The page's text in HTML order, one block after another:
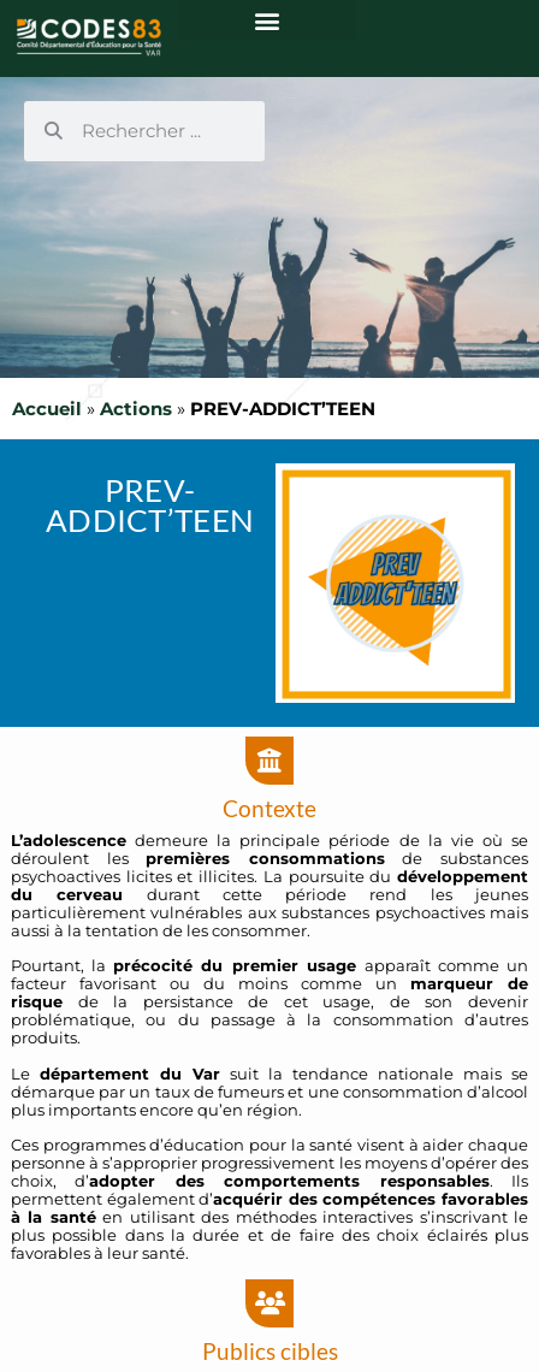
Accueil » Actions » PREV-ADDICT’TEEN
PREV-
ADDICT’TEEN
Contexte
L’adolescencedemeure la principale période de la vie où se
déroulent les premières consommationsde substances
psychoactives licites et illicites. La poursuite dudéveloppement
du cerveau durant cette période rend les jeunes
particulièrement vulnérables aux substances psychoactives mais
aussi à la tentation de les consommer.
Pourtant, la précocité du premier usage apparaît comme un
facteur favorisant ou du moins comme un marqueur de
risquede la persistance de cet usage, de son devenir
problématique, ou du passage à la consommation d’autres
produits.
Le département du Var suit la tendance nationale mais se
démarque par un taux de fumeurs et une consommation d’alcool
plus importants encore qu’en région.
Ces programmes d’éducation pour la santé visent à aider chaque
personne à s’approprier progressivement les moyens d’opérer des
choix, d’adopter des comportements responsables. Ils
permettent également d’acquérir des compétences favorables
à la santéen utilisant des méthodes interactives s’inscrivant le
plus possible dans la durée et de faire des choix éclairés plus
favorables à leur santé.
Publics cibles